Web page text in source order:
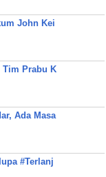
John Kei
Prabu K
Ada Masa
#Terlanj